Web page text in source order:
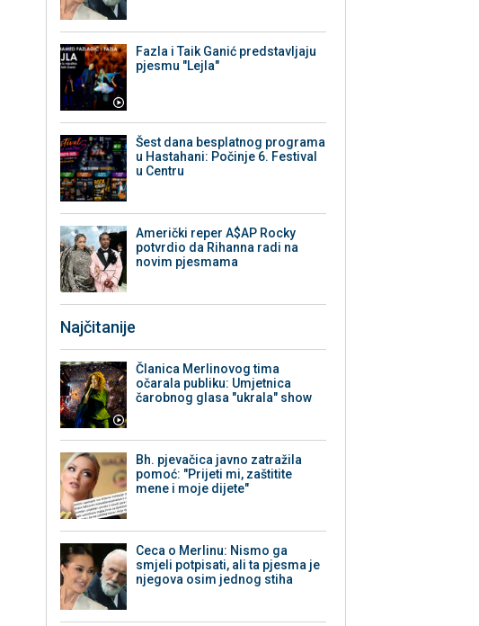
Fazla i Taik Ganić predstavljaju
pjesmu "Lejla"
Šest dana besplatnog programa
u Hastahani: Počinje 6. Festival
u Centru
Američki reper A$AP Rocky
potvrdio da Rihanna radi na
novim pjesmama
Najčitanije
Članica Merlinovog tima
očarala publiku: Umjetnica
čarobnog glasa "ukrala" show
Bh. pjevačica javno zatražila
pomoć: "Prijeti mi, zaštitite
mene i moje dijete"
Ceca o Merlinu: Nismo ga
smjeli potpisati, ali ta pjesma je
njegova osim jednog stiha